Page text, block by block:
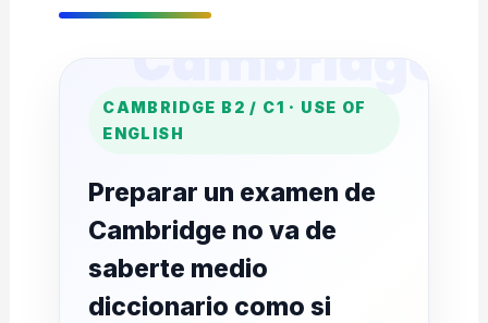
CAMBRIDGE B2 / C1 · USE OF
ENGLISH
Preparar un examen de
Cambridge no va de
saberte medio
diccionario como si